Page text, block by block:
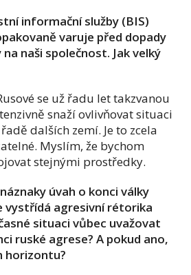
informační služby (BIS)
varuje před dopady
naši společnost. Jak velký
se už řadu let takzvanou
snaží ovlivňovat situaci
dalších zemí. Je to zcela
Myslím, že bychom
stejnými prostředky.
úvah o konci války
vystřídá agresivní rétorika
situaci vůbec uvažovat
ruské agrese? A pokud ano,
horizontu?